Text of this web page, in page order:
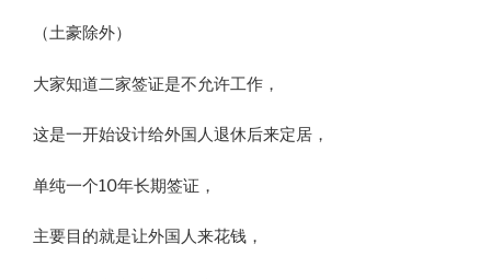
（土豪除外）
大家知道二家签证是不允许工作，
这是一开始设计给外国人退休后来定居，
单纯一个10年长期签证，
主要目的就是让外国人来花钱，